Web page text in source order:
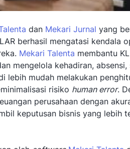
dan Mekari Jurnal yang
berhasil mengatasi kendala
Mekari Talenta membantu
mengelola kehadiran,
lebih mudah melakukan
risiko human error.
perusahaan dengan
keputusan bisnis yang lebih